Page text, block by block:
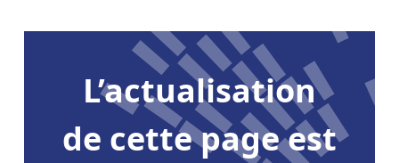
L’actualisation
de cette page est